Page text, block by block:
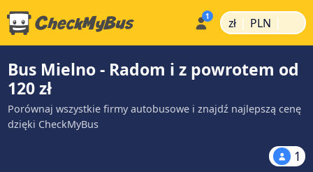
zł | PLN |
Bus Mielno - Radom i z powrotem od
120 zł
Porównaj wszystkie firmy autobusowe i znajdź najlepszą cenę
dzięki CheckMyBus
1